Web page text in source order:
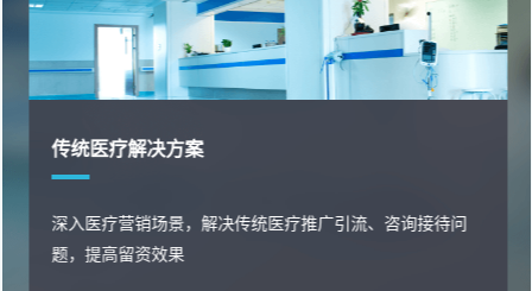
解决方案
销场景，解决传统医疗推广引流、咨询接待问
资效果